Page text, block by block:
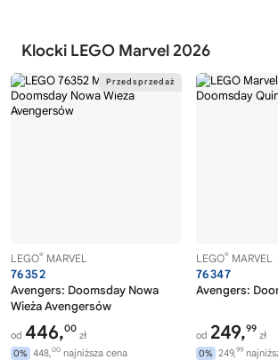
Klocki LEGO Marvel 2026
LEGO® MARVEL
76352
Avengers: Doomsday Nowa
Wieża Avengersów
od 446,00
zł
0% 448,00 najniższa cena
LEGO® MARVEL
76347
Avengers:
od 249,99
zł
0% 249,99